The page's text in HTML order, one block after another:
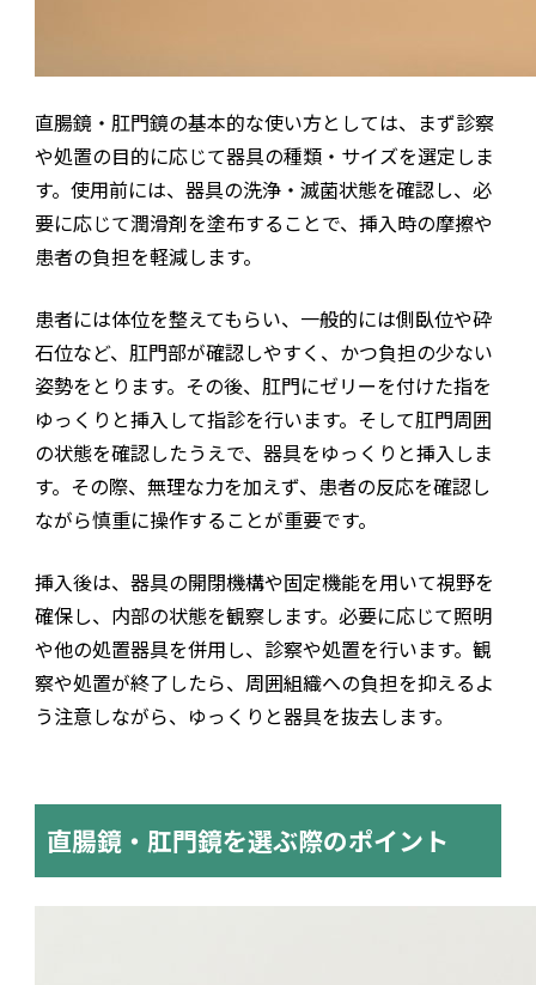
直腸鏡・肛門鏡の基本的な使い方としては、まず診察
や処置の目的に応じて器具の種類・サイズを選定しま
す。使用前には、器具の洗浄・滅菌状態を確認し、必
要に応じて潤滑剤を塗布することで、挿入時の摩擦や
患者の負担を軽減します。
患者には体位を整えてもらい、一般的には側臥位や砕
石位など、肛門部が確認しやすく、かつ負担の少ない
姿勢をとります。その後、肛門にゼリーを付けた指を
ゆっくりと挿入して指診を行います。そして肛門周囲
の状態を確認したうえで、器具をゆっくりと挿入しま
す。その際、無理な力を加えず、患者の反応を確認し
ながら慎重に操作することが重要です。
挿入後は、器具の開閉機構や固定機能を用いて視野を
確保し、内部の状態を観察します。必要に応じて照明
や他の処置器具を併用し、診察や処置を行います。観
察や処置が終了したら、周囲組織への負担を抑えるよ
う注意しながら、ゆっくりと器具を抜去します。
直腸鏡・肛門鏡を選ぶ際のポイント